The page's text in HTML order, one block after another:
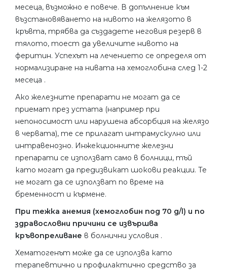
месеца, възможно е повече. В допълнение към
възстановяването на нивото на желязото в
кръвта, трябва да създадете неговия резерв в
тялото, тоест да увеличите нивото на
феритин. Успехът на лечението се определя от
нормализиране на нивата на хемоглобина след 1-2
месеца .
Ако железните препарати не могат да се
приемат през устата (например при
непоносимост или нарушена абсорбция на желязо
в червата), те се прилагат интрамускулно или
интравенозно. Инжекционните железни
препарати се използват само в болници, тъй
като могат да предизвикат шокови реакции. Те
не могат да се използват по време на
бременност и кърмене.
При тежка анемия (хемоглобин под 70 g/l) и по
здравословни причини се извършва
кръвопреливане в болнични условия .
Хематогенът може да се използва като
терапевтично и профилактично средство за